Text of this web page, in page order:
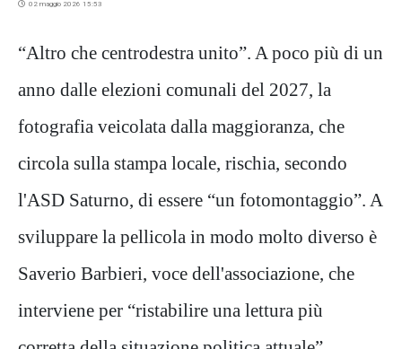
02 maggio 2026 15:53
“Altro che centrodestra unito”. A poco più di un
anno dalle elezioni comunali del 2027, la
fotografia veicolata dalla maggioranza, che
circola sulla stampa locale, rischia, secondo
l'ASD Saturno, di essere “un fotomontaggio”. A
sviluppare la pellicola in modo molto diverso è
Saverio Barbieri, voce dell'associazione, che
interviene per “ristabilire una lettura più